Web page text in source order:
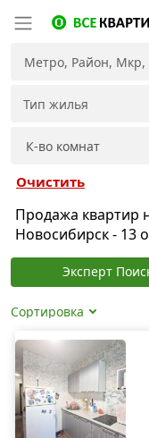
Очистить
Продажа квартир
Новосибирск - 13
Эксперт
Сортировка